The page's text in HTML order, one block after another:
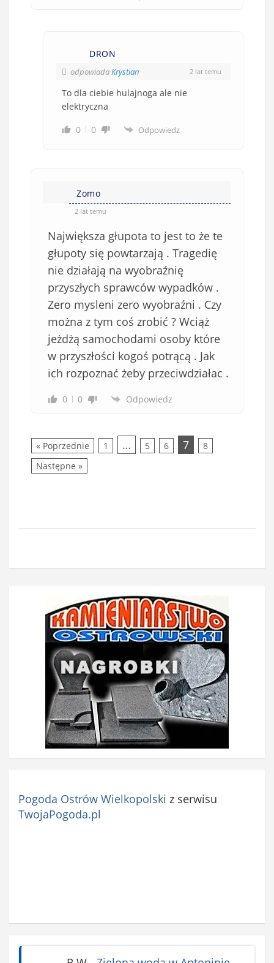
DRON
odpowiadaKrystian 2 lat temu
To dla ciebie hulajnoga ale nie
elektryczna
0
0 Odpowiedz
Zomo
2 lat temu
Największa głupota to jest to że te
głupoty się powtarzają . Tragedię
nie działają na wyobraźnię
przyszłych sprawców wypadków .
Zero mysleni zero wyobraźni . Czy
można z tym coś zrobić ? Wciąż
jeżdżą samochodami osoby które
w przyszłości kogoś potrącą . Jak
ich rozpoznać żeby przeciwdziałac .
0 0 Odpowiedz
« Poprzednie 1 … 5 6 7
8
Następne »
Pogoda Ostrów Wielkopolski z serwisu
TwojaPogoda.pl